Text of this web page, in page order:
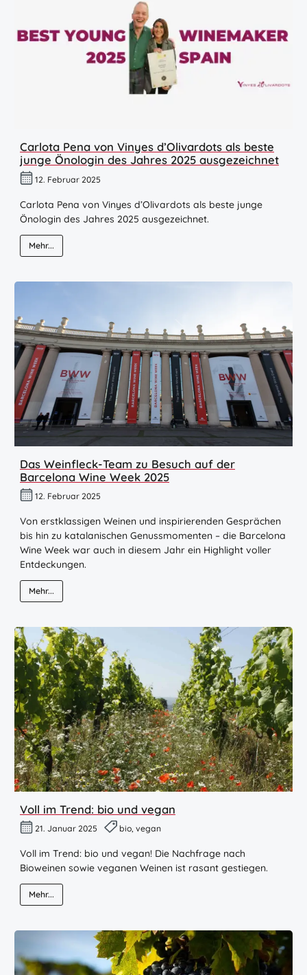
Carlota Pena von Vinyes d’Olivardots als beste
junge Önologin des Jahres 2025 ausgezeichnet
12. Februar 2025
Carlota Pena von Vinyes d’Olivardots als beste junge
Önologin des Jahres 2025 ausgezeichnet.
Mehr...
Das Weinfleck-Team zu Besuch auf der
Barcelona Wine Week 2025
12. Februar 2025
Von erstklassigen Weinen und inspirierenden Gesprächen
bis hin zu katalanischen Genussmomenten – die Barcelona
Wine Week war auch in diesem Jahr ein Highlight voller
Entdeckungen.
Mehr...
Voll im Trend: bio und vegan
21. Januar 2025 bio, vegan
Voll im Trend: bio und vegan! Die Nachfrage nach
Bioweinen sowie veganen Weinen ist rasant gestiegen.
Mehr...